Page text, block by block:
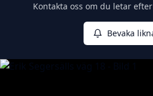
Kontakta oss om du letar
Bevaka